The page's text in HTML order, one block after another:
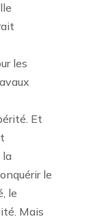
les
Et
la
le
le
Mais